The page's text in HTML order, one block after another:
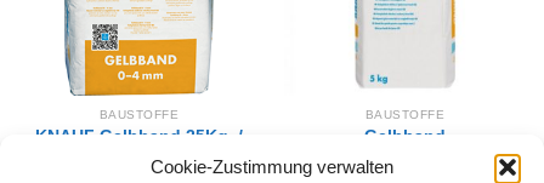
Cookie-Zustimmung verwalten
BAUSTOFFE
KNAUF Gelbband 25Kg. /
0-4mm
36,00€
BAUSTOFFE
Gelbband
Flächenspachtelmasse 0-
4 mm 5Kg